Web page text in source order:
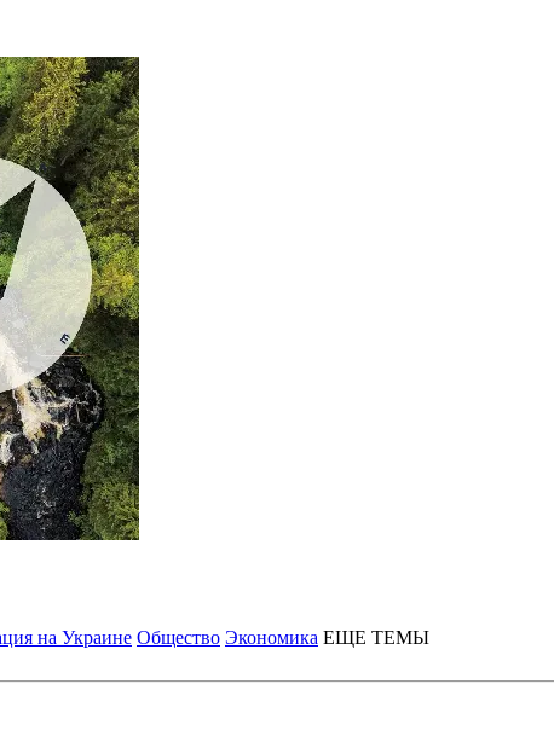
на Украине Общество Экономика ЕЩЕ ТЕМЫ